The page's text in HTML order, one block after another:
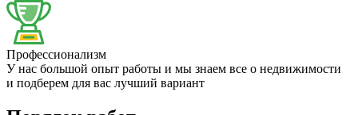
Профессионализм
У нас большой опыт работы и мы знаем все о недвижимости
и подберем для вас лучший вариант